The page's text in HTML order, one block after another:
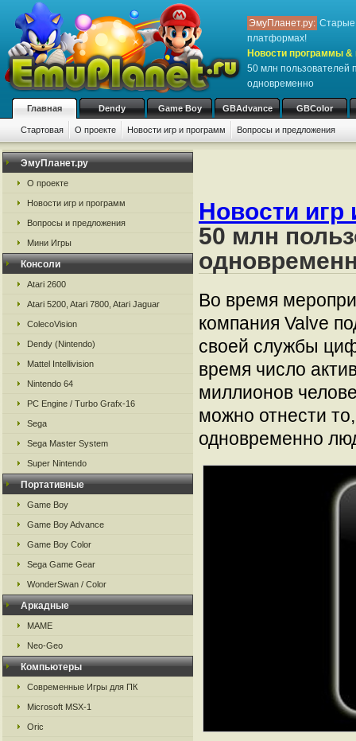
ЭмуПланет.ру: Старые
платформах!
Новости программы &
50 млн пользователей
одновременно
Главная Dendy Game Boy GBAdvance GBColor
Стартовая О проекте Новости игр и программ Вопросы и предложения
ЭмуПланет.ру
О проекте
Новости игр и программ
Вопросы и предложения
Мини Игры
Консоли
Atari 2600
Atari 5200, Atari 7800, Atari Jaguar
ColecoVision
Dendy (Nintendo)
Mattel Intellivision
Nintendo 64
PC Engine / Turbo Grafx-16
Sega
Sega Master System
Super Nintendo
Портативные
Game Boy
Game Boy Advance
Game Boy Color
Sega Game Gear
WonderSwan / Color
Аркадные
MAME
Neo-Geo
Компьютеры
Современные Игры для ПК
Microsoft MSX-1
Oric
Новости игр
50 млн
Во время
компания Valve
своей службы
время число
миллионов
можно отнести
одновременно